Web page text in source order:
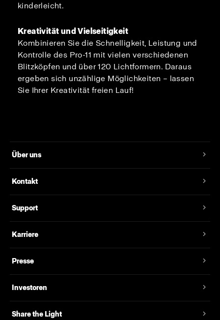
kinderleicht.
Kreativität und Vielseitigkeit
Kombinieren Sie die Schnelligkeit, Leistung und
Kontrolle des Pro-11 mit vielen verschiedenen
Blitzköpfen und über 120 Lichtformern. Daraus
ergeben sich unzählige Möglichkeiten – lassen
Sie Ihrer Kreativität freien Lauf!
Über uns
Kontakt
Support
Karriere
Presse
Investoren
Share the Light